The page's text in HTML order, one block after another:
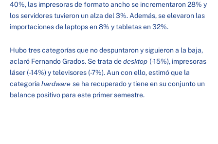
40%, las impresoras de formato ancho se incrementaron 28% y
los servidores tuvieron un alza del 3%. Además, se elevaron las
importaciones de laptops en 8% y tabletas en 32%.
Hubo tres categorías que no despuntaron y siguieron a la baja,
aclaró Fernando Grados. Se trata dedesktop (-15%), impresoras
láser (-14%) y televisores (-7%). Aun con ello, estimó que la
categoría hardware se ha recuperado y tiene en su conjunto un
balance positivo para este primer semestre.